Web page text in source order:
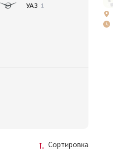
УАЗ 1
Сортировка